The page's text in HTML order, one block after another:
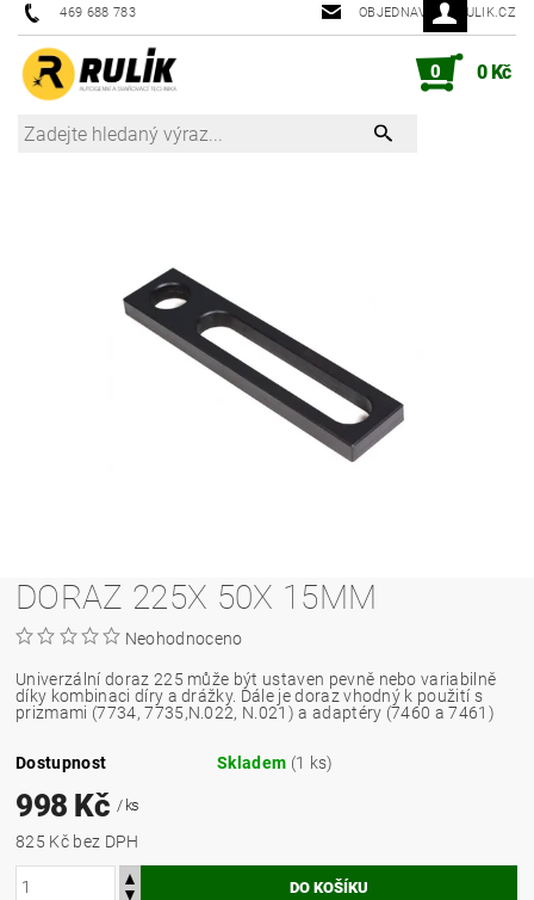
469 688 783 OBJEDNAVKY@RULIK.CZ
0 0 Kč
DORAZ 225X 50X 15MM
Neohodnoceno
Univerzální doraz 225 může být ustaven pevně nebo variabilně
díky kombinaci díry a drážky. Dále je doraz vhodný k použití s
prizmami (7734, 7735,N.022, N.021) a adaptéry (7460 a 7461)
Dostupnost Skladem (1 ks)
998 Kč / ks
825 Kč bez DPH